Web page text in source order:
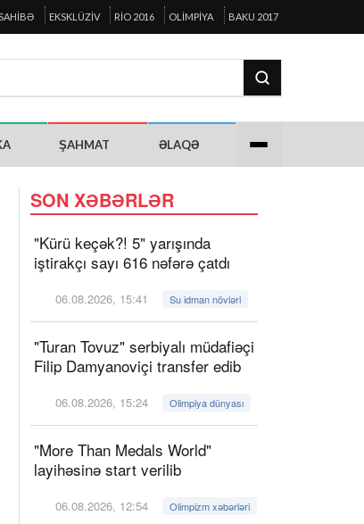
EKSKLÜZIV RIO 2016 OLIMPIYA BAKU 2017
ŞAHMAT ƏLAQƏ
SON XƏBƏRLƏR
"Kürü keçək?! 5" yarışında
iştirakçı sayı 616 nəfərə çatdı
06.08.2026, 15:41 Su idman növləri
"Turan Tovuz" serbiyalı müdafiəçi
Filip Damyanoviçi transfer edib
06.08.2026, 15:24 Olimpiya dünyası
"More Than Medals World"
layihəsinə start verilib
06.08.2026, 12:54 Olimpizm xəbərləri